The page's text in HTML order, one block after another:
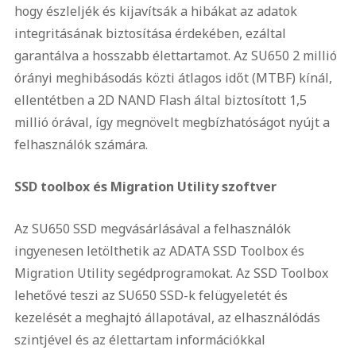
hogy észleljék és kijavítsák a hibákat az adatok
integritásának biztosítása érdekében, ezáltal
garantálva a hosszabb élettartamot. Az SU650 2 millió
órányi meghibásodás közti átlagos időt (MTBF) kínál,
ellentétben a 2D NAND Flash által biztosított 1,5
millió órával, így megnövelt megbízhatóságot nyújt a
felhasználók számára.
SSD toolbox és Migration Utility szoftver
Az SU650 SSD megvásárlásával a felhasználók
ingyenesen letölthetik az ADATA SSD Toolbox és
Migration Utility segédprogramokat. Az SSD Toolbox
lehetővé teszi az SU650 SSD-k felügyeletét és
kezelését a meghajtó állapotával, az elhasználódás
szintjével és az élettartam információkkal